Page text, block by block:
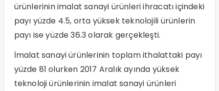
ürünlerinin imalat sanayi ürünleri ihracatı içindeki
payı yüzde 4.5, orta yüksek teknolojili ürünlerin
payı ise yüzde 36.3 olarak gerçekleşti.
İmalat sanayi ürünlerinin toplam ithalattaki payı
yüzde 81 olurken 2017 Aralık ayında yüksek
teknoloji ürünlerinin imalat sanayi ürünleri